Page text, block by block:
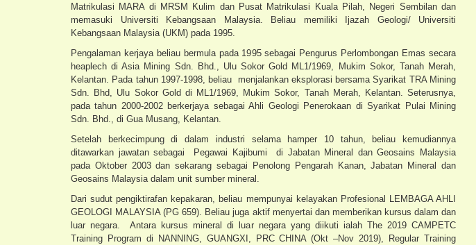
Matrikulasi MARA di MRSM Kulim dan Pusat Matrikulasi Kuala Pilah, Negeri Sembilan dan
memasuki Universiti Kebangsaan Malaysia. Beliau memiliki Ijazah Geologi/ Universiti
Kebangsaan Malaysia (UKM) pada 1995.
Pengalaman kerjaya beliau bermula pada 1995 sebagai Pengurus Perlombongan Emas secara
heaplech di Asia Mining Sdn. Bhd., Ulu Sokor Gold ML1/1969, Mukim Sokor, Tanah Merah,
Kelantan. Pada tahun 1997-1998, beliau menjalankan eksplorasi bersama Syarikat TRA Mining
Sdn. Bhd, Ulu Sokor Gold di ML1/1969, Mukim Sokor, Tanah Merah, Kelantan. Seterusnya,
pada tahun 2000-2002 berkerjaya sebagai Ahli Geologi Penerokaan di Syarikat Pulai Mining
Sdn. Bhd., di Gua Musang, Kelantan.
Setelah berkecimpung di dalam industri selama hamper 10 tahun, beliau kemudiannya
ditawarkan jawatan sebagai Pegawai Kajibumi di Jabatan Mineral dan Geosains Malaysia
pada Oktober 2003 dan sekarang sebagai Penolong Pengarah Kanan, Jabatan Mineral dan
Geosains Malaysia dalam unit sumber mineral.
Dari sudut pengiktirafan kepakaran, beliau mempunyai kelayakan Profesional LEMBAGA AHLI
GEOLOGI MALAYSIA (PG 659). Beliau juga aktif menyertai dan memberikan kursus dalam dan
luar negara. Antara kursus mineral di luar negara yang diikuti ialah The 2019 CAMPETC
Training Program di NANNING, GUANGXI, PRC CHINA (Okt –Nov 2019), Regular Training